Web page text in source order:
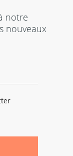
notre
nouveaux